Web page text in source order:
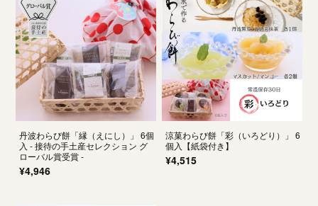
丹波わらび餅「縁（えにし）」 6個
入 - 接待の手土産セレクション グ
ローバル賞受賞 -
¥4,946
涼菓わらび餅「彩（いろどり）」 6
個入【紙袋付き】
¥4,515